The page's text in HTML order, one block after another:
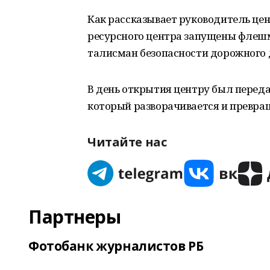
Как рассказывает руководитель
ресурсного центра запущены
талисман безопасности
В день открытия центру был
который разворачивается и
Читайте нас
Партнеры
Фотобанк журналистов РБ